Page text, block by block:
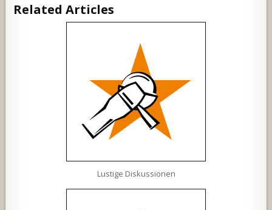
Related Articles
Lustige Diskussionen